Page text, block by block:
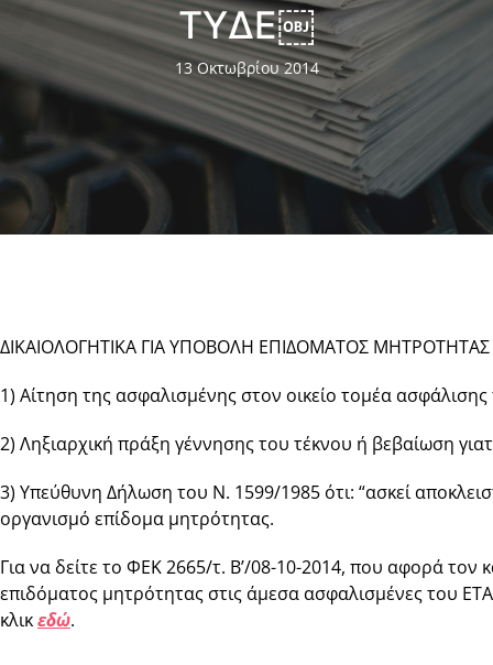
ΤΥΔΕ￼
13 Οκτωβρίου 2014
ΔΙΚΑΙΟΛΟΓΗΤΙΚΑ ΓΙΑ ΥΠΟΒΟΛΗ ΕΠΙΔΟΜΑΤΟΣ ΜΗΤΡΟΤΗΤΑΣ
1) Αίτηση της ασφαλισμένης στον οικείο τομέα
2) Ληξιαρχική πράξη γέννησης του τέκνου ή βεβαίωση
3) Υπεύθυνη Δήλωση του Ν. 1599/1985 ότι: “ασκεί
οργανισμό επίδομα μητρότητας.
Για να δείτε το ΦΕΚ 2665/τ. Β’/08-10-2014, που αφορά τον
επιδόματος μητρότητας στις άμεσα ασφαλισμένες του
κλικεδώ.